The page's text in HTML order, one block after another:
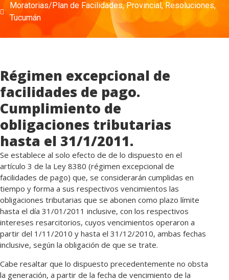
Moratorias/Plan de Facilidades,Provincial,Resoluciones,
Tucumán
Régimen excepcional de
facilidades de pago.
Cumplimiento de
obligaciones tributarias
hasta el 31/1/2011.
Se establece al solo efecto de de lo dispuesto en el
artículo 3 de la Ley 8380 (régimen excepcional de
facilidades de pago) que, se considerarán cumplidas en
tiempo y forma a sus respectivos vencimientos las
obligaciones tributarias que se abonen como plazo límite
hasta el día 31/01/2011 inclusive, con los respectivos
intereses resarcitorios, cuyos vencimientos operaron a
partir del 1/11/2010 y hasta el 31/12/2010, ambas fechas
inclusive, según la obligación de que se trate.
Cabe resaltar que lo dispuesto precedentemente no obsta
la generación, a partir de la fecha de vencimiento de la